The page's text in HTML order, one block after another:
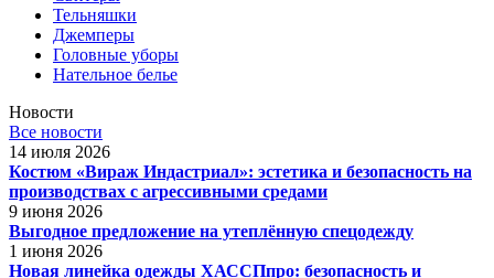
Тельняшки
Джемперы
Головные уборы
Нательное белье
Новости
Все новости
14 июля 2026
Костюм «Вираж Индастриал»: эстетика и безопасность на
производствах с агрессивными средами
9 июня 2026
Выгодное предложение на утеплённую спецодежду
1 июня 2026
Новая линейка одежды ХАССПпро: безопасность и